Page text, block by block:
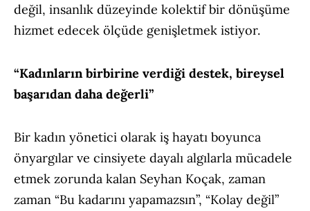
değil, insanlık düzeyinde kolektif bir dönüşüme
hizmet edecek ölçüde genişletmek istiyor.
“Kadınların birbirine verdiği destek, bireysel
başarıdan daha değerli”
Bir kadın yönetici olarak iş hayatı boyunca
önyargılar ve cinsiyete dayalı algılarla mücadele
etmek zorunda kalan Seyhan Koçak, zaman
zaman “Bu kadarını yapamazsın”, “Kolay değil”